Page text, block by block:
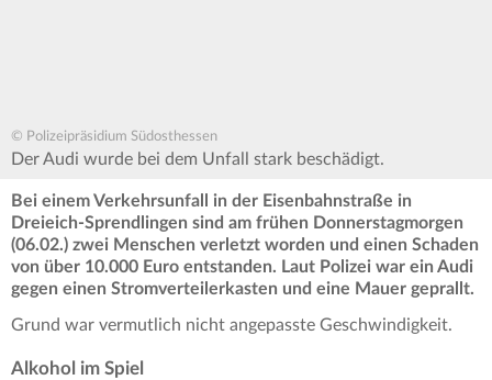
© Polizeipräsidium Südosthessen
Der Audi wurde bei dem Unfall stark beschädigt.
Bei einem Verkehrsunfall in der Eisenbahnstraße in
Dreieich-Sprendlingen sind am frühen Donnerstagmorgen
(06.02.) zwei Menschen verletzt worden und einen Schaden
von über 10.000 Euro entstanden. Laut Polizei war ein Audi
gegen einen Stromverteilerkasten und eine Mauer geprallt.
Grund war vermutlich nicht angepasste Geschwindigkeit.
Alkohol im Spiel